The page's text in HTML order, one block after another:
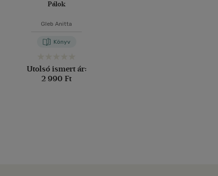
Pálok
Gleb Anitta
Könyv
Utolsó ismert ár:
2 990 Ft